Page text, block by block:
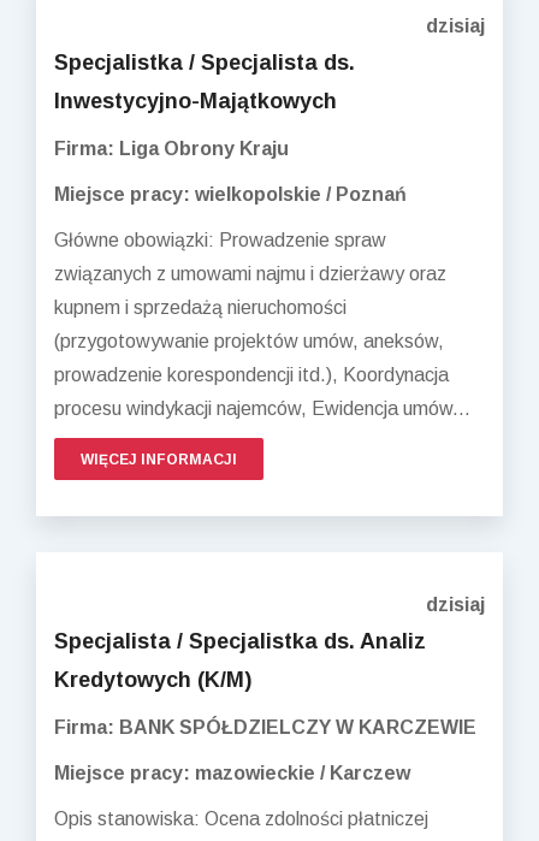
dzisiaj
Specjalistka / Specjalista ds.
Inwestycyjno-Majątkowych
Firma: Liga Obrony Kraju
Miejsce pracy: wielkopolskie / Poznań
Główne obowiązki: Prowadzenie spraw
związanych z umowami najmu i dzierżawy oraz
kupnem i sprzedażą nieruchomości
(przygotowywanie projektów umów, aneksów,
prowadzenie korespondencji itd.), Koordynacja
procesu windykacji najemców, Ewidencja umów...
WIĘCEJ INFORMACJI
dzisiaj
Specjalista / Specjalistka ds. Analiz
Kredytowych (K/M)
Firma: BANK SPÓŁDZIELCZY W KARCZEWIE
Miejsce pracy: mazowieckie / Karczew
Opis stanowiska: Ocena zdolności płatniczej